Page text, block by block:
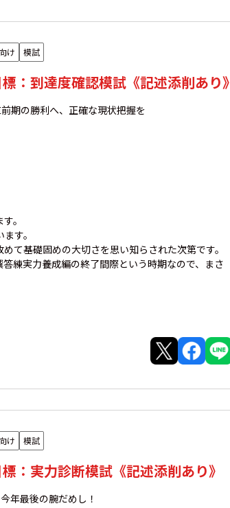
け 模試
：到達度確認模試《記述添削あり》
期の勝利へ、正確な現状把握を
。
す。
て基礎固めの大切さを思い知らされた次第です。
練実力養成編の終了間際という時期なので、まさ
け 模試
：実力診断模試《記述添削あり》
年最後の腕だめし！